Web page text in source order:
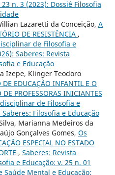
n. 3 (2023): Dossiê Filosofia
Lazaretti da Conceição, A
DE RESISTÊNCIA ,
de Filosofia e
Saberes: Revista
e Educação
Izepe, Klinger Teodoro
EDUCAÇÃO INFANTIL E O
DE PROFESSORAS INICIANTES
de Filosofia e
Filosofia e Educação
Marianna Medeiros da
Gonçalves Gomes, Os
ESPECIAL NO ESTADO
, Saberes: Revista
e Educação: v. 25 n. 01
Saúde Mental e Educação: